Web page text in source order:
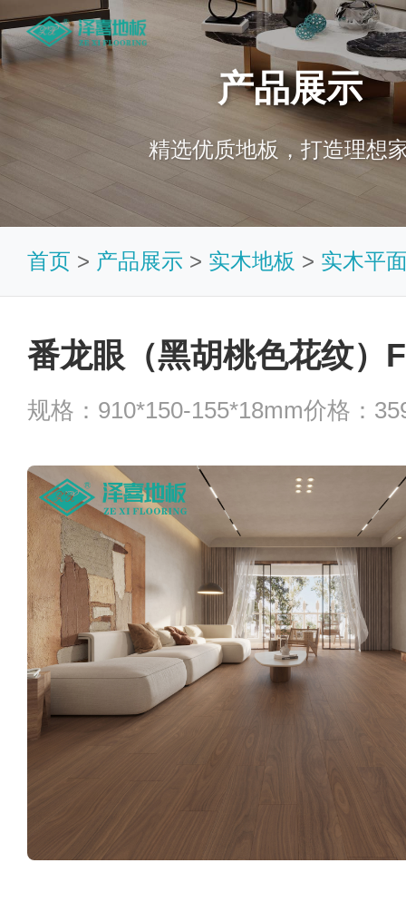
产品展示
精选优质地板，打造理想
首页 > 产品展示 > 实木地板 > 实木平
番龙眼（黑胡桃色花纹）
规格：910*150-155*18mm价格：